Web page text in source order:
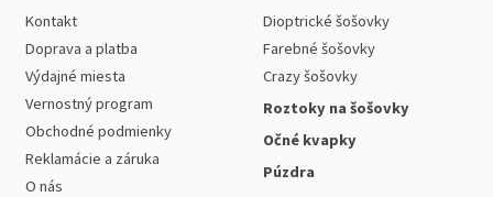
Kontakt
Doprava a platba
Výdajné miesta
Vernostný program
Obchodné podmienky
Reklamácie a záruka
O nás
Dioptrické šošovky
Farebné šošovky
Crazy šošovky
Roztoky na šošovky
Očné kvapky
Púzdra